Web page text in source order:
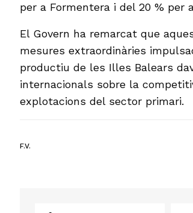
per a Formentera i del 20 % per
El Govern ha remarcat que
mesures extraordinàries
productiu de les Illes Balears
internacionals sobre la
explotacions del sector primari.
F.V.